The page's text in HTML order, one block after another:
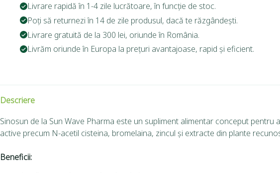
Livrare rapidă în 1-4 zile lucrătoare, în funcție de stoc.
Poți să returnezi în 14 de zile produsul, dacă te răzgândești.
Livrare gratuită de la 300 lei, oriunde în România.
Livrăm oriunde în Europa la prețuri avantajoase, rapid și eficient.
Descriere
Sinosun de la Sun Wave Pharma este un supliment alimentar conceput
active precum N-acetil cisteina, bromelaina, zincul și extracte din plante
Beneficii: